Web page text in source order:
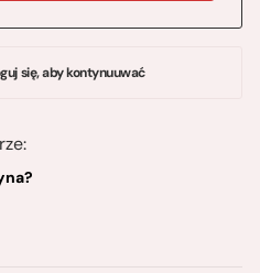
się, aby kontynuuwać